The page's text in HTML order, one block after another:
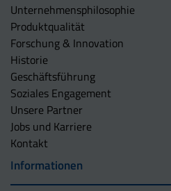
Unternehmens­philosophie
Produktqualität
Forschung & Innovation
Historie
Geschäftsführung
Soziales Engagement
Unsere Partner
Jobs und Karriere
Kontakt
Informationen